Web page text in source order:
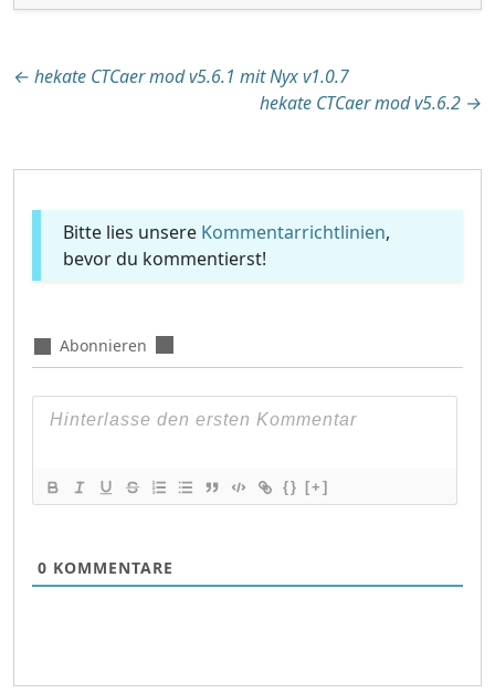
Beitragsnavigation
← hekate CTCaer mod v5.6.1 mit Nyx v1.0.7
hekate CTCaer mod v5.6.2 →
Bitte lies unsere Kommentarrichtlinien,
bevor du kommentierst!
Abonnieren
{} [+]
0 KOMMENTARE